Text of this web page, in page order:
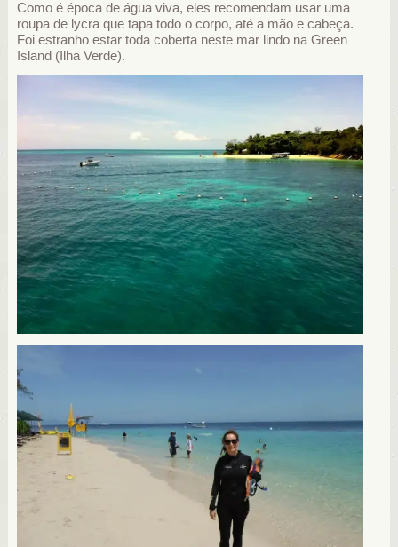
Como é época de água viva, eles recomendam usar uma
roupa de lycra que tapa todo o corpo, até a mão e cabeça.
Foi estranho estar toda coberta neste mar lindo na Green
Island (Ilha Verde).